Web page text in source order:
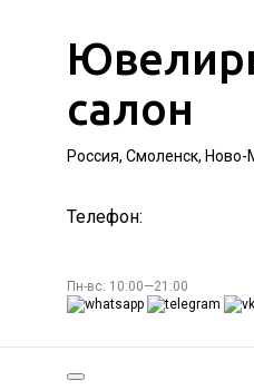
салон
Россия, Смоленск,
Телефон:
Пн-вс: 10:00—21:00